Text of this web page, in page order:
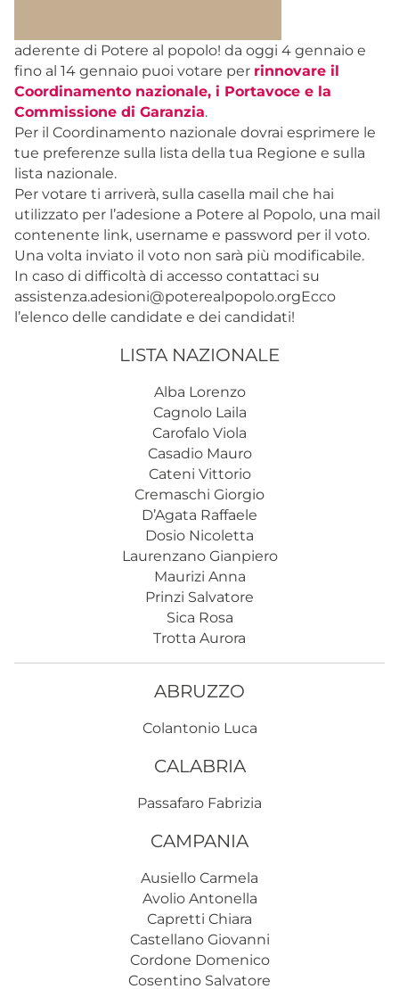
aderente di Potere al popolo! da oggi 4 gennaio e
fino al 14 gennaio puoi votare per rinnovare il
Coordinamento nazionale, i Portavoce e la
Commissione di Garanzia.
Per il Coordinamento nazionale dovrai esprimere le
tue preferenze sulla lista della tua Regione e sulla
lista nazionale.
Per votare ti arriverà, sulla casella mail che hai
utilizzato per l’adesione a Potere al Popolo, una mail
contenente link, username e password per il voto.
Una volta inviato il voto non sarà più modificabile.
In caso di difficoltà di accesso contattaci su
assistenza.adesioni@poterealpopolo.orgEcco
l’elenco delle candidate e dei candidati!
LISTA NAZIONALE
Alba Lorenzo
Cagnolo Laila
Carofalo Viola
Casadio Mauro
Cateni Vittorio
Cremaschi Giorgio
D’Agata Raffaele
Dosio Nicoletta
Laurenzano Gianpiero
Maurizi Anna
Prinzi Salvatore
Sica Rosa
Trotta Aurora
ABRUZZO
Colantonio Luca
CALABRIA
Passafaro Fabrizia
CAMPANIA
Ausiello Carmela
Avolio Antonella
Capretti Chiara
Castellano Giovanni
Cordone Domenico
Cosentino Salvatore